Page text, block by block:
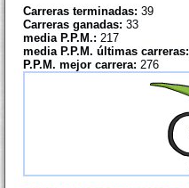
Carreras terminadas: 39
Carreras ganadas: 33
media P.P.M.: 217
media P.P.M. últimas carreras:
P.P.M. mejor carrera: 276